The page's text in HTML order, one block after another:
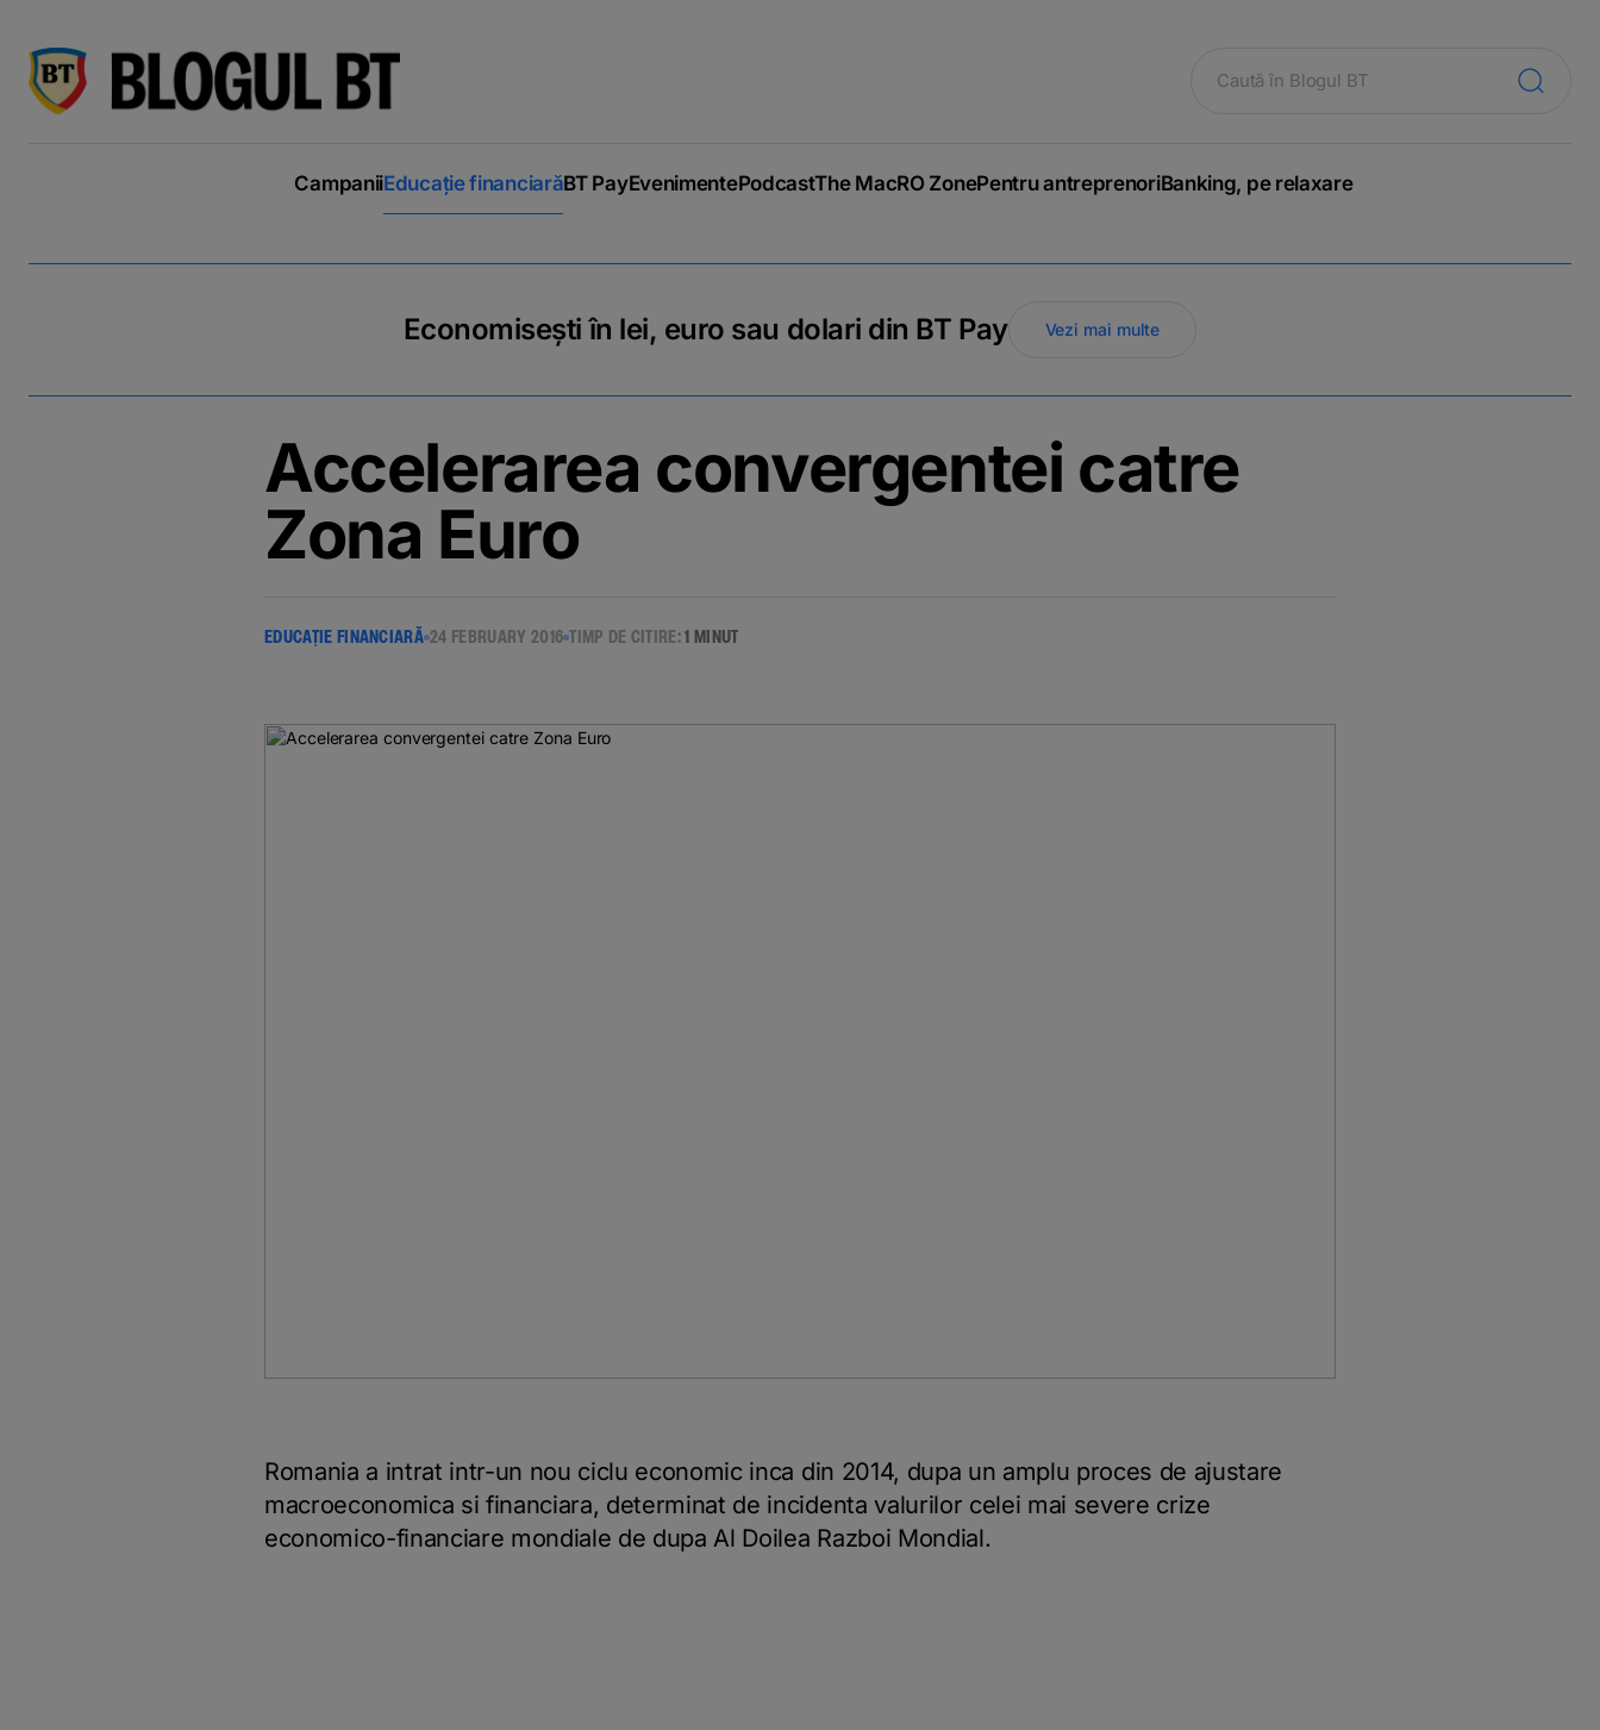
CampaniiEducație financiarăBT PayEvenimentePodcastThe MacRO ZonePentru antreprenoriBanking, pe relaxare
Economisești în lei, euro sau dolari din BT Pay Vezi mai multe
Accelerarea convergentei catre
Zona Euro
EDUCAȚIE FINANCIARĂ 24 FEBRUARY 2016 TIMP DE CITIRE:1 MINUT
Romania a intrat intr-un nou ciclu economic inca din 2014, dupa un amplu proces de ajustare
macroeconomica si financiara, determinat de incidenta valurilor celei mai severe crize
economico-financiare mondiale de dupa Al Doilea Razboi Mondial.